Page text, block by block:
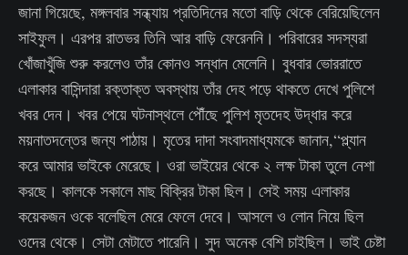
জানা গিয়েছে, মঙ্গলবার সন্ধ্যায় প্রতিদিনের মতো বাড়ি থেকে বেরিয়েছিলেন
সাইফুল। এরপর রাতভর তিনি আর বাড়ি ফেরেননি। পরিবারের সদস্যরা
খোঁজাখুঁজি শুরু করলেও তাঁর কোনও সন্ধান মেলেনি। বুধবার ভোররাতে
এলাকার বাসিন্দারা রক্তাক্ত অবস্থায় তাঁর দেহ পড়ে থাকতে দেখে পুলিশে
খবর দেন। খবর পেয়ে ঘটনাস্থলে পৌঁছে পুলিশ মৃতদেহ উদ্ধার করে
ময়নাতদন্তের জন্য পাঠায়। মৃতের দাদা সংবাদমাধ্যমকে জানান,“প্ল্যান
করে আমার ভাইকে মেরেছে। ওরা ভাইয়ের থেকে ২ লক্ষ টাকা তুলে নেশা
করছে। কালকে সকালে মাছ বিক্রির টাকা ছিল। সেই সময় এলাকার
কয়েকজন ওকে বলেছিল মেরে ফেলে দেবে। আসলে ও লোন নিয়ে ছিল
ওদের থেকে। সেটা মেটাতে পারেনি। সুদ অনেক বেশি চাইছিল। ভাই চেষ্টা